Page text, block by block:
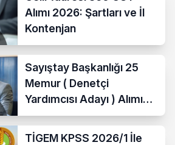
Alımı 2026: Şartları ve İl
Kontenjan
Sayıştay Başkanlığı 25
Memur ( Denetçi
Yardımcısı Adayı ) Alımı
Yapacak
TİGEM KPSS 2026/1 İle